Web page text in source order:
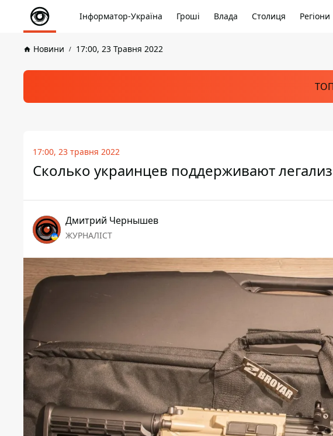
Інформатор-Україна Гроші Влада Столиця Регіони
Новини 17:00, 23 Травня 2022
17:00, 23 травня 2022
Сколько украинцев поддерживают
Дмитрий Чернышев
ЖУРНАЛІСТ